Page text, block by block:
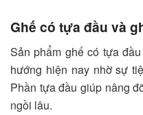
Ghế có tựa đầu và
Sản phẩm ghế có tựa
hướng hiện nay nhờ sự
Phần tựa đầu giúp nâng
ngồi lâu.